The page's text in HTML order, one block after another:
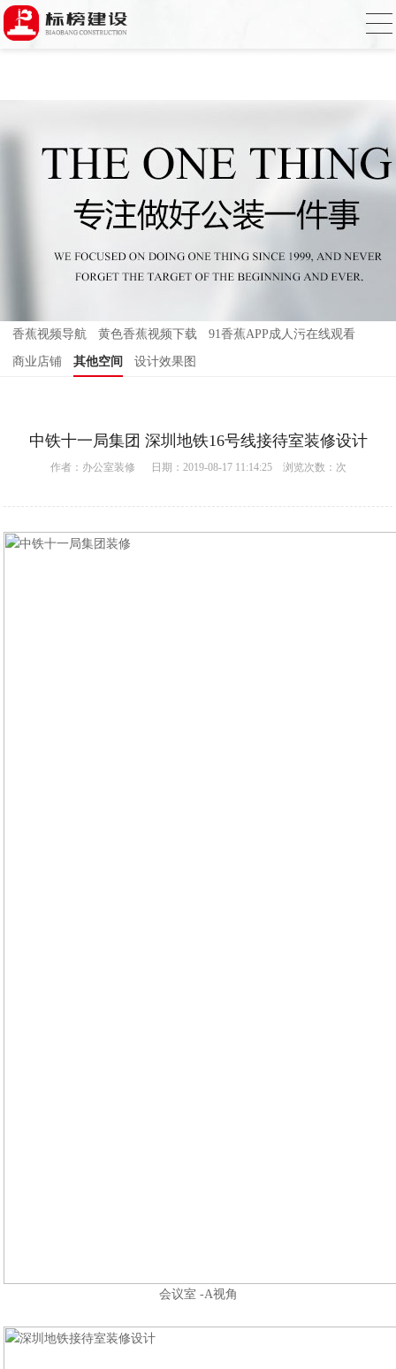
香蕉视频在线免费,香蕉视频导航,黄色香蕉
视频下载,91香蕉APP成人污在线观看
香蕉视频导航 黄色香蕉视频下载 91香蕉APP成人污在线观看
商业店铺 其他空间 设计效果图
中铁十一局集团 深圳地铁16号线接待室装修设计
作者： 办公室装修 日期：2019-08-17 11:14:25 浏览次数： 次
会议室 -A视角